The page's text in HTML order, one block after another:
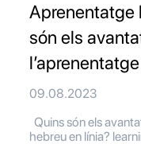
Aprenentatge
són els
09.08.2023
Quins són els
hebreu en línia?